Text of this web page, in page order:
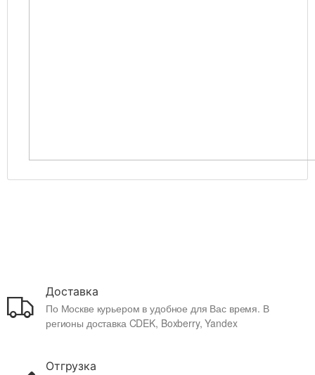
Доставка
По Москве курьером в удобное для Вас время. В
регионы доставка CDEK, Boxberry, Yandex
Отгрузка